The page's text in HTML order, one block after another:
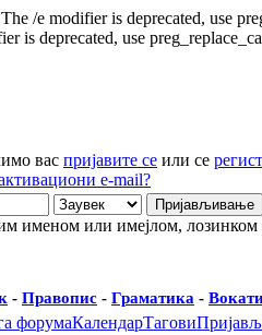
/e modifier is deprecated, use
is deprecated, use
вас пријавите се или се
e-mail?
именом или имејлом,
- Правопис - Граматика -
форумаКалендарТагови